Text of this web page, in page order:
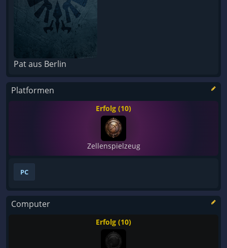
Pat aus Berlin
Platformen
Erfolg (10)
Zellenspielzeug
PC
Computer
Erfolg (10)